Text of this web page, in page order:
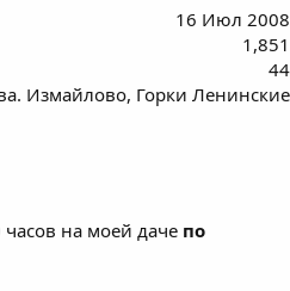
16 Июл 2008
1,851
44
Измайлово, Горки Ленинские
часов на моей даче по